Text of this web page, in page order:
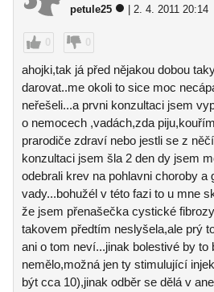
petule25 | 2. 4. 2011 20:14
0 0
ahojki,tak já před nějakou dobou
darovat..me okoli to sice moc
neřešeli...a prvni konzultaci jsem
o nemocech ,vadách,zda
prarodiče zdraví nebo jestli se z
konzultaci jsem šla 2 den dy jsem
odebrali krev na pohlavni choroby a
vady...bohužél v této fazi to u mne
že jsem přenašečka cystické
takovem předtím neslyšela,ale prý
ani o tom neví...jinak bolestivé by to
nemělo,možná jen ty stimulující
být cca 10),jinak odběr se dělá v